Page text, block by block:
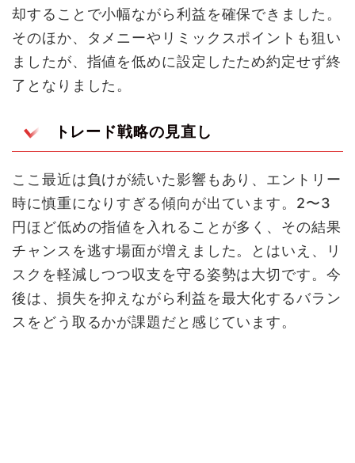
却することで小幅ながら利益を確保できました。
そのほか、タメニーやリミックスポイントも狙い
ましたが、指値を低めに設定したため約定せず終
了となりました。
トレード戦略の見直し
ここ最近は負けが続いた影響もあり、エントリー
時に慎重になりすぎる傾向が出ています。2〜3
円ほど低めの指値を入れることが多く、その結果
チャンスを逃す場面が増えました。とはいえ、リ
スクを軽減しつつ収支を守る姿勢は大切です。今
後は、損失を抑えながら利益を最大化するバラン
スをどう取るかが課題だと感じています。